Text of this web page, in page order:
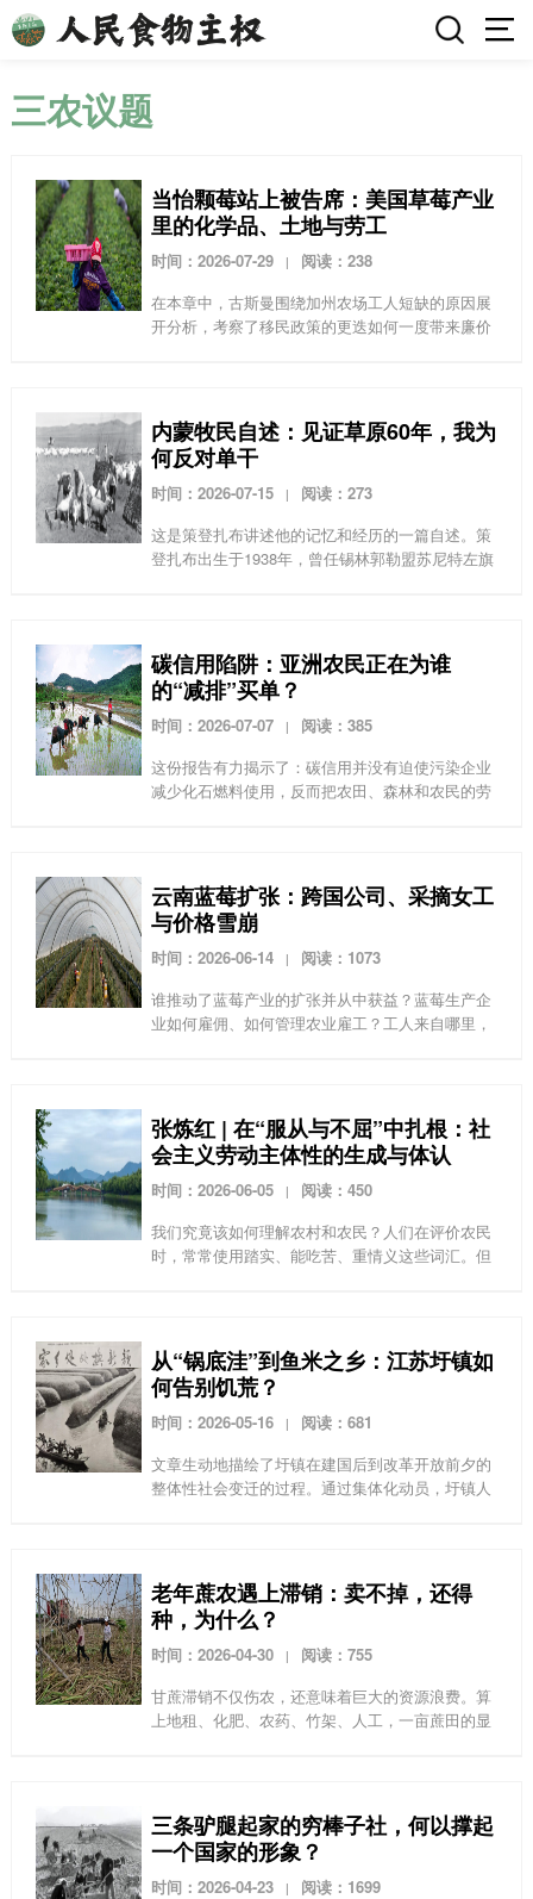
三农议题
当怡颗莓站上被告席：美国草莓产业
里的化学品、土地与劳工
时间：2026-07-29 |
阅读：238
在本章中，古斯曼围绕加州农场工人短缺的原因展
开分析，考察了移民政策的更迭如何一度带来廉价
内蒙牧民自述：见证草原60年，我为
何反对单干
时间：2026-07-15 |
阅读：273
这是策登扎布讲述他的记忆和经历的一篇自述。策
登扎布出生于1938年，曾任锡林郭勒盟苏尼特左旗
碳信用陷阱：亚洲农民正在为谁
的“减排”买单？
时间：2026-07-07 |
阅读：385
这份报告有力揭示了：碳信用并没有迫使污染企业
减少化石燃料使用，反而把农田、森林和农民的劳
云南蓝莓扩张：跨国公司、采摘女工
与价格雪崩
时间：2026-06-14 |
阅读：1073
谁推动了蓝莓产业的扩张并从中获益？蓝莓生产企
业如何雇佣、如何管理农业雇工？工人来自哪里，
张炼红 | 在“服从与不屈”中扎根：社
会主义劳动主体性的生成与体认
时间：2026-06-05 |
阅读：450
我们究竟该如何理解农村和农民？人们在评价农民
时，常常使用踏实、能吃苦、重情义这些词汇。但
从“锅底洼”到鱼米之乡：江苏圩镇如
何告别饥荒？
时间：2026-05-16 |
阅读：681
文章生动地描绘了圩镇在建国后到改革开放前夕的
整体性社会变迁的过程。通过集体化动员，圩镇人
老年蔗农遇上滞销：卖不掉，还得
种，为什么？
时间：2026-04-30 |
阅读：755
甘蔗滞销不仅伤农，还意味着巨大的资源浪费。算
上地租、化肥、农药、竹架、人工，一亩蔗田的显
三条驴腿起家的穷棒子社，何以撑起
一个国家的形象？
时间：2026-04-23 |
阅读：1699